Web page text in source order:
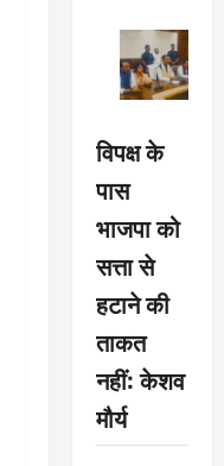
विपक्ष के
पास
भाजपा को
सत्ता से
हटाने की
ताकत
नहीं: केशव
मौर्य